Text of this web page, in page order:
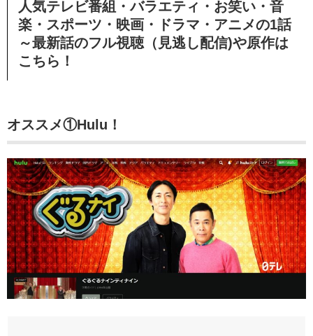
人気テレビ番組・バラエティ・お笑い・音
楽・スポーツ・映画・ドラマ・アニメの1話
～最新話のフル視聴（見逃し配信)や原作は
こちら！
オススメ①Hulu！